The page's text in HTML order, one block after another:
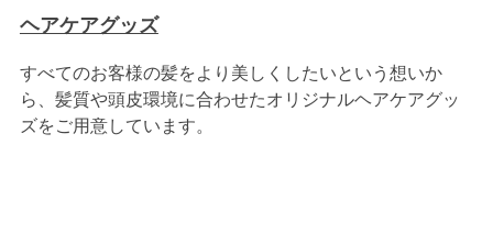
ヘアケアグッズ
すべてのお客様の髪をより美しくしたいという想いか
ら、髪質や頭皮環境に合わせたオリジナルヘアケアグッ
ズをご用意しています。